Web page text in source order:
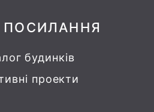
ПОСИЛАННЯ
будинків
проекти